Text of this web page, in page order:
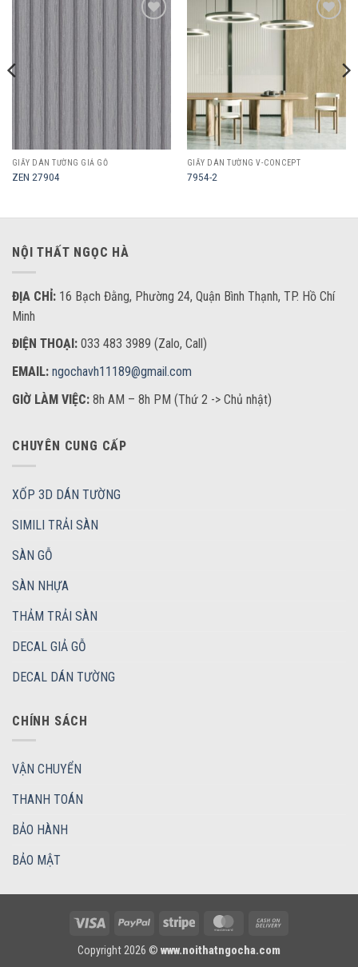
GIẤY DÁN TƯỜNG GIẢ GỖ
ZEN 27904
Add to
GIẤY DÁN TƯỜNG V-CONCEPT
7954-2
NỘI THẤT NGỌC HÀ
ĐỊA CHỈ: 16 Bạch Đằng, Phường 24, Quận Bình Thạnh, TP. Hồ Chí
Minh
ĐIỆN THOẠI: 033 483 3989 (Zalo, Call)
EMAIL: ngochavh11189@gmail.com
GIỜ LÀM VIỆC: 8h AM – 8h PM (Thứ 2 -> Chủ nhật)
CHUYÊN CUNG CẤP
XỐP 3D DÁN TƯỜNG
SIMILI TRẢI SÀN
SÀN GỖ
SÀN NHỰA
THẢM TRẢI SÀN
DECAL GIẢ GỖ
DECAL DÁN TƯỜNG
CHÍNH SÁCH
VẬN CHUYỂN
THANH TOÁN
BẢO HÀNH
BẢO MẬT
Visa PayPal Stripe MasterCard
Copyright 2026 © www.noithatngocha.com